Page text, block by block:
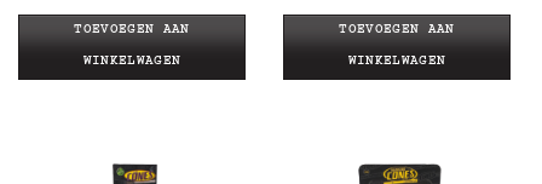
TOEVOEGEN AAN
WINKELWAGEN
TOEVOEGEN AAN
WINKELWAGEN